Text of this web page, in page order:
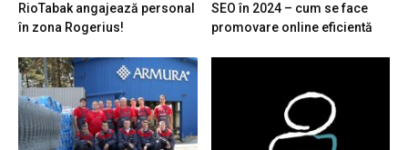
RioTabak angajează personal
în zona Rogerius!
SEO în 2024 – cum se face
promovare online eficientă